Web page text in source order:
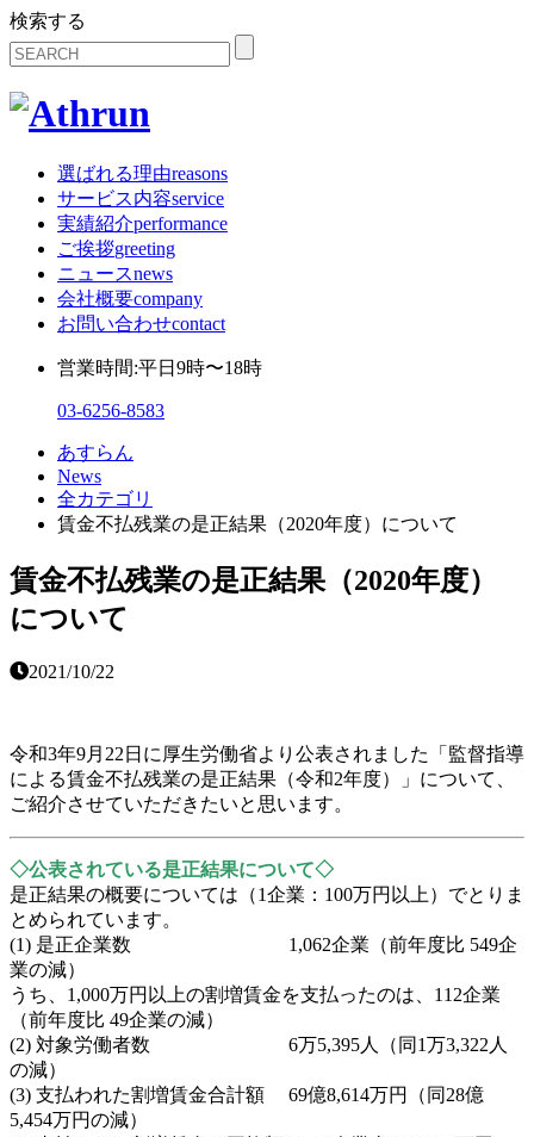
検索する
選ばれる理由reasons
サービス内容service
実績紹介performance
ご挨拶greeting
ニュースnews
会社概要company
お問い合わせcontact
営業時間:平日9時〜18時
03-6256-8583
あすらん
News
全カテゴリ
賃金不払残業の是正結果（2020年度）について
賃金不払残業の是正結果（2020年度）
について
2021/10/22
令和3年9月22日に厚生労働省より公表されました「監督指導
による賃金不払残業の是正結果（令和2年度）」について、
ご紹介させていただきたいと思います。
◇公表されている是正結果について◇
是正結果の概要については（1企業：100万円以上）でとりま
とめられています。
(1) 是正企業数 1,062企業（前年度比 549企
業の減）
うち、1,000万円以上の割増賃金を支払ったのは、112企業
（前年度比 49企業の減）
(2) 対象労働者数 6万5,395人（同1万3,322人
の減）
(3) 支払われた割増賃金合計額 69億8,614万円（同28億
5,454万円の減）